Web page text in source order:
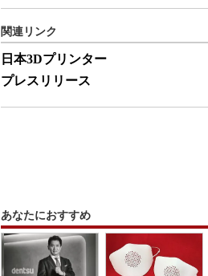
関連リンク
日本3Dプリンター
プレスリリース
あなたにおすすめ